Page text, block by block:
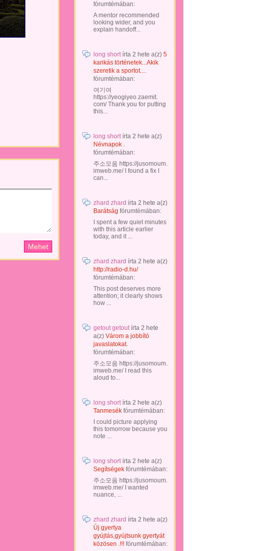
fórumtémában:
A mentor recommended
looking wider, and you
explain handoff...
long shortírta 2 hete a(z) 5
karikás történetek...Akik
szeretik a sportot....
fórumtémában:
여기여
https://yeogiyeo.zaemit.
com/ Thank you for putting
this...
long shortírta 2 hete a(z)
Névnapok .
fórumtémában:
주소모음 https://jusomoum.
imweb.me/ I found a fix I
can...
zhard zhard írta 2 hete a(z)
Barátság fórumtémában:
I spent a few quiet minutes
with this article earlier
today, and it ...
zhard zhard írta 2 hete a(z)
http://radio-d.hu/
fórumtémában:
This post deserves more
attention; it clearly shows
how ...
getout getoutírta 2 hete
a(z) Várom a jobbító
javaslatokat.
fórumtémában:
주소모음 https://jusomoum.
imweb.me/ I read this
aloud to...
long shortírta 2 hete a(z)
Tanmesék fórumtémában:
I could picture applying
this tomorrow because you
note ...
long shortírta 2 hete a(z)
Segítségek fórumtémában:
주소모음 https://jusomoum.
imweb.me/ I wanted
nuance, ...
zhard zhard írta 2 hete a(z)
Új gyertya
gyújtás,gyújtsunk gyertyát
közösen .!!! fórumtémában: